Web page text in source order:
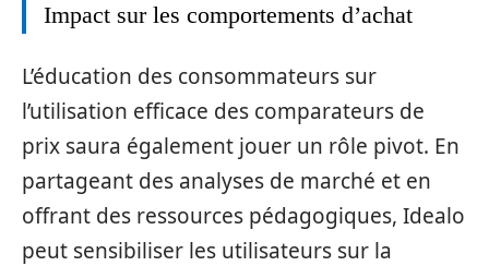
Impact sur les comportements d’achat
L’éducation des consommateurs sur
l’utilisation efficace des comparateurs de
prix saura également jouer un rôle pivot. En
partageant des analyses de marché et en
offrant des ressources pédagogiques, Idealo
peut sensibiliser les utilisateurs sur la